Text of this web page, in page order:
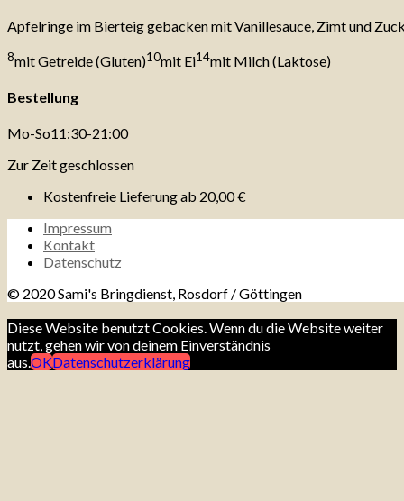
Apfelringe im Bierteig gebacken mit Vanillesauce, Zimt und
8mit Getreide (Gluten)10mit Ei14mit Milch (Laktose)
Bestellung
Mo-So11:30-21:00
Zur Zeit geschlossen
Kostenfreie Lieferung ab 20,00 €
Impressum
Kontakt
Datenschutz
© 2020 Sami's Bringdienst, Rosdorf / Göttingen
Diese Website benutzt Cookies. Wenn du die Website weiter
nutzt, gehen wir von deinem Einverständnis
aus.OKDatenschutzerklärung